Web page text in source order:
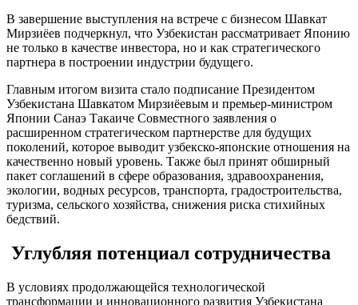
В завершение выступления на встрече с бизнесом Шавкат
Мирзиёев подчеркнул, что Узбекистан рассматривает Японию
не только в качестве инвестора, но и как стратегического
партнера в построении индустрии будущего.
Главным итогом визита стало подписание Президентом
Узбекистана Шавкатом Мирзиёевым и премьер-министром
Японии Санаэ Такаиче Совместного заявления о
расширенном стратегическом партнерстве для будущих
поколений, которое выводит узбекско-японские отношения на
качественно новый уровень. Также был принят обширный
пакет соглашений в сфере образования, здравоохранения,
экологии, водных ресурсов, транспорта, градостроительства,
туризма, сельского хозяйства, снижения риска стихийных
бедствий.
Углубляя потенциал сотрудничества
В условиях продолжающейся технологической
трансформации и инновационного развития Узбекистана